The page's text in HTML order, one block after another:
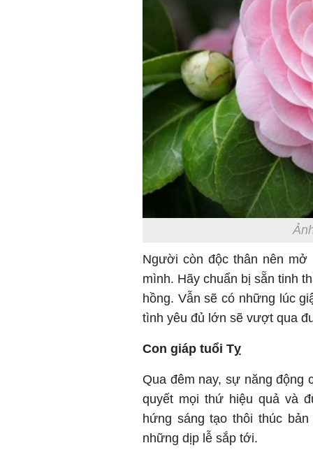
Người còn độc thân nên mở
mình. Hãy chuẩn bị sẵn tinh
hồng. Vẫn sẽ có những lúc
tình yêu đủ lớn sẽ vượt qua
Con giáp tuổi Tỵ
Qua đêm nay, sự năng động
quyết mọi thứ hiệu quả và
hứng sáng tạo thôi thúc
những dịp lễ sắp tới.